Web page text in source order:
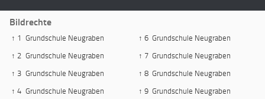
Bildrechte
↑ 1 Grundschule Neugraben
↑ 2 Grundschule Neugraben
↑ 3 Grundschule Neugraben
↑ 4 Grundschule Neugraben
↑ 6 Grundschule Neugraben
↑ 7 Grundschule Neugraben
↑ 8 Grundschule Neugraben
↑ 9 Grundschule Neugraben